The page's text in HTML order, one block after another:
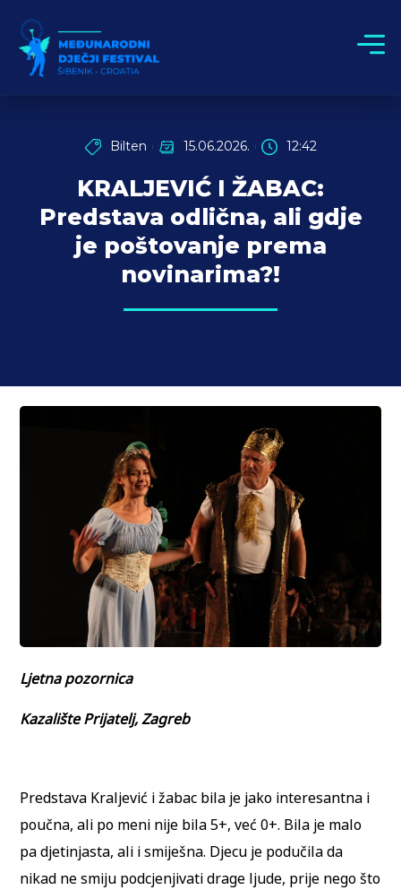
Bilten 15.06.2026. 12:42
KRALJEVIĆ I ŽABAC:
Predstava odlična, ali gdje
je poštovanje prema
novinarima?!
Ljetna pozornica
Kazalište Prijatelj, Zagreb
Predstava Kraljević i žabac bila je jako interesantna i
poučna, ali po meni nije bila 5+, već 0+. Bila je malo
pa djetinjasta, ali i smiješna. Djecu je podučila da
nikad ne smiju podcjenjivati drage ljude, prije nego što